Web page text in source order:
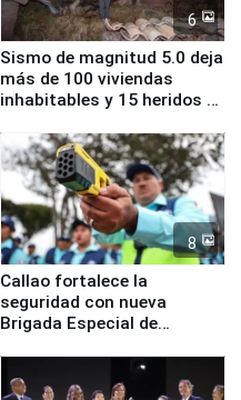
6
Sismo de magnitud 5.0 deja
más de 100 viviendas
inhabitables y 15 heridos en
8
Callao fortalece la
seguridad con nueva
Brigada Especial de
equipamiento para
Serenazgo